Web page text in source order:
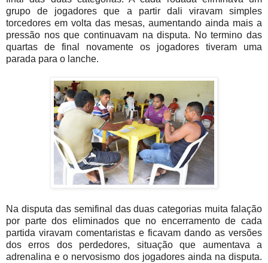
grupo de jogadores que a partir dali viravam simples
torcedores em volta das mesas, aumentando ainda mais a
pressão nos que continuavam na disputa. No termino das
quartas de final novamente os jogadores tiveram uma
parada para o lanche.
Na disputa das semifinal das duas categorias muita falação
por parte dos eliminados que no encerramento de cada
partida viravam comentaristas e ficavam dando as versões
dos erros dos perdedores, situação que aumentava a
adrenalina e o nervosismo dos jogadores ainda na disputa.